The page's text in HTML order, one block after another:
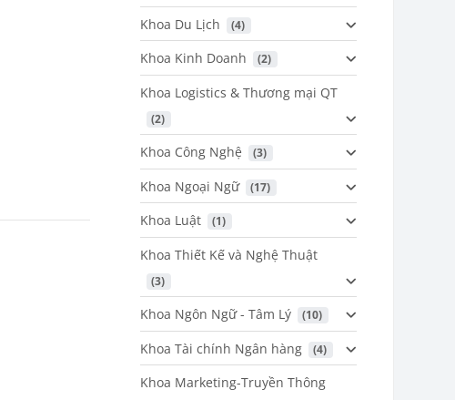
Khoa Du Lịch (4)
Khoa Kinh Doanh (2)
Khoa Logistics & Thương mại QT
(2)
Khoa Công Nghệ (3)
Khoa Ngoại Ngữ (17)
Khoa Luật (1)
Khoa Thiết Kế và Nghệ Thuật
(3)
Khoa Ngôn Ngữ - Tâm Lý (10)
Khoa Tài chính Ngân hàng (4)
Khoa Marketing-Truyền Thông